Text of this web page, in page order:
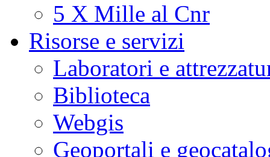
5 X Mille al Cnr
Risorse e servizi
Laboratori e
Biblioteca
Webgis
Geoportali e